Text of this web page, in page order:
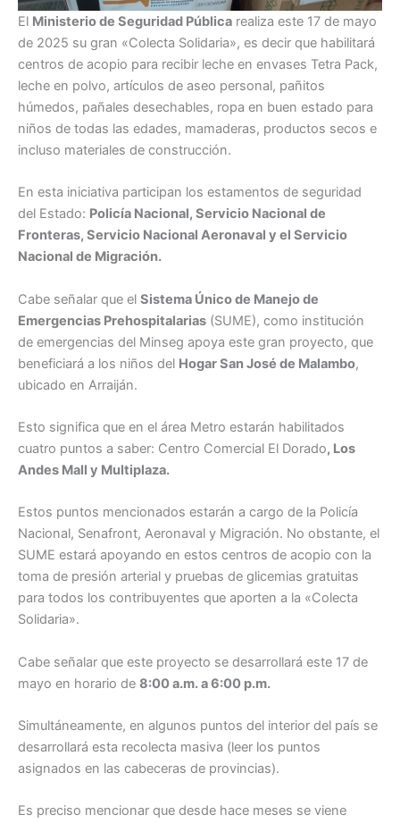
El Ministerio de Seguridad Pública realiza este 17 de mayo
de 2025 su gran «Colecta Solidaria», es decir que habilitará
centros de acopio para recibir leche en envases Tetra Pack,
leche en polvo, artículos de aseo personal, pañitos
húmedos, pañales desechables, ropa en buen estado para
niños de todas las edades, mamaderas, productos secos e
incluso materiales de construcción.
En esta iniciativa participan los estamentos de seguridad
del Estado: Policía Nacional, Servicio Nacional de
Fronteras, Servicio Nacional Aeronaval y el Servicio
Nacional de Migración.
Cabe señalar que el Sistema Único de Manejo de
Emergencias Prehospitalarias (SUME), como institución
de emergencias del Minseg apoya este gran proyecto, que
beneficiará a los niños del Hogar San José de Malambo,
ubicado en Arraiján.
Esto significa que en el área Metro estarán habilitados
cuatro puntos a saber: Centro Comercial El Dorado, Los
Andes Mall y Multiplaza.
Estos puntos mencionados estarán a cargo de la Policía
Nacional, Senafront, Aeronaval y Migración. No obstante, el
SUME estará apoyando en estos centros de acopio con la
toma de presión arterial y pruebas de glicemias gratuitas
para todos los contribuyentes que aporten a la «Colecta
Solidaria».
Cabe señalar que este proyecto se desarrollará este 17 de
mayo en horario de 8:00 a.m. a 6:00 p.m.
Simultáneamente, en algunos puntos del interior del país se
desarrollará esta recolecta masiva (leer los puntos
asignados en las cabeceras de provincias).
Es preciso mencionar que desde hace meses se viene